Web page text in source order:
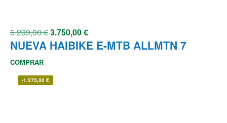
5.299,00€3.750,00€
NUEVA HAIBIKE E-MTB ALLMTN 7
COMPRAR
-1.275,00 €